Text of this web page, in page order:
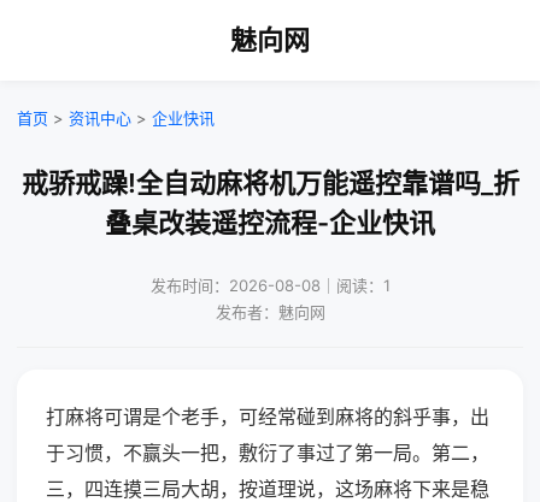
魅向网
首页 > 资讯中心 > 企业快讯
戒骄戒躁!全自动麻将机万能遥控靠谱吗_折
叠桌改装遥控流程-企业快讯
发布时间：2026-08-08｜阅读：1
发布者：魅向网
打麻将可谓是个老手，可经常碰到麻将的斜乎事，出
于习惯，不赢头一把，敷衍了事过了第一局。第二，
三，四连摸三局大胡，按道理说，这场麻将下来是稳